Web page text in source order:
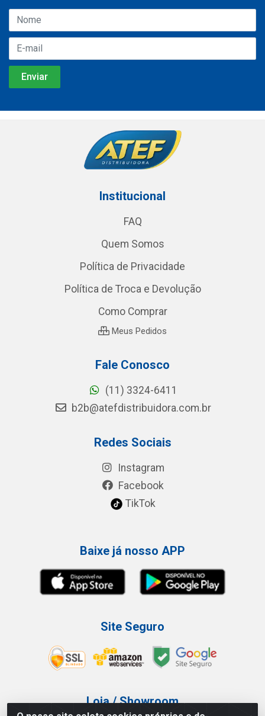
Institucional
FAQ
Quem Somos
Política de Privacidade
Política de Troca e Devolução
Como Comprar
Meus Pedidos
Fale Conosco
(11) 3324-6411
b2b@atefdistribuidora.com.br
Redes Sociais
Instagram
Facebook
TikTok
Baixe já nosso APP
Site Seguro
Loja / Showroom